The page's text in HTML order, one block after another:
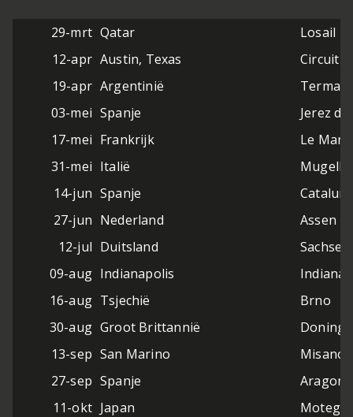
29-mrt Qatar
Losail
12-apr Austin, Texas
Circuit
19-apr Argentinië
Termas
03-mei Spanje
Jerez
17-mei Frankrijk
Le Mans
31-mei Italië
Mugello
14-jun Spanje
27-jun Nederland
Assen
12-jul Duitsland
09-aug Indianapolis
16-aug Tsjechië
Brno
30-aug Groot Brittannië
13-sep San Marino
Misano
27-sep Spanje
Aragon
11-okt Japan
Motegi